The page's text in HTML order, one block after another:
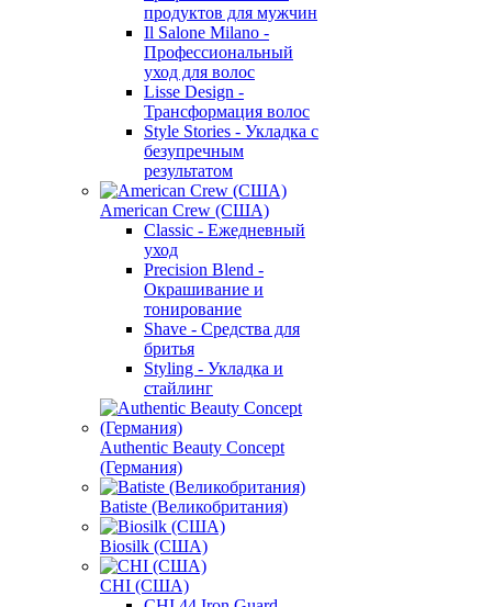
продуктов для мужчин
Il Salone Milano -
Профессиональный
уход для волос
Lisse Design -
Трансформация волос
Style Stories - Укладка с
безупречным
результатом
American Crew (США)
Classic - Ежедневный
уход
Precision Blend -
Окрашивание и
тонирование
Shave - Средства для
бритья
Styling - Укладка и
стайлинг
Authentic Beauty Concept
(Германия)
Batiste (Великобритания)
Biosilk (США)
CHI (США)